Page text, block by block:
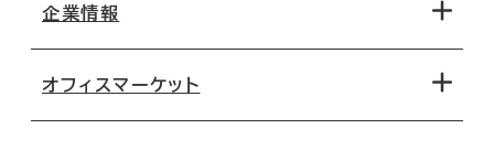
地図から探す
路線・駅から探す
移転コストシミュレーション
移転スケジュール
企業情報
オフィスマーケット